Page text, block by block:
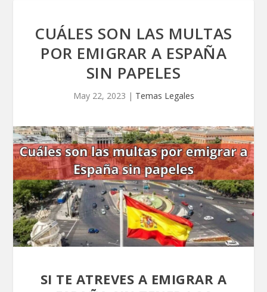
CUÁLES SON LAS MULTAS
POR EMIGRAR A ESPAÑA
SIN PAPELES
May 22, 2023 | Temas Legales
SI TE ATREVES A EMIGRAR A